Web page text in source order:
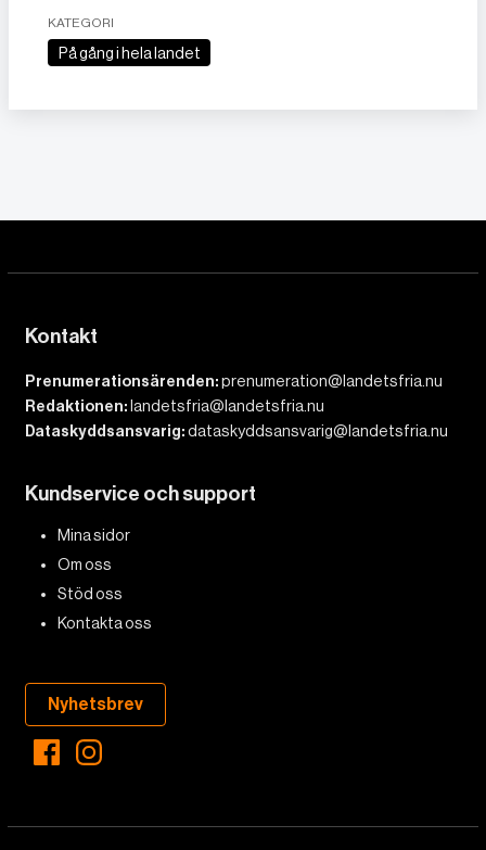
KATEGORI
På gång i hela landet
Kontakt
Prenumerationsärenden:prenumeration@landetsfria.nu
Redaktionen: landetsfria@landetsfria.nu
Dataskyddsansvarig:dataskyddsansvarig@landetsfria.nu
Kundservice och support
Mina sidor
Om oss
Stöd oss
Kontakta oss
Nyhetsbrev